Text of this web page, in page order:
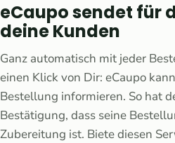
eCaupo sendet für
deine Kunden
Ganz automatisch mit jeder
einen Klick von Dir: eCaupo
Bestellung informieren. So hat
Bestätigung, dass seine
Zubereitung ist. Biete diesen